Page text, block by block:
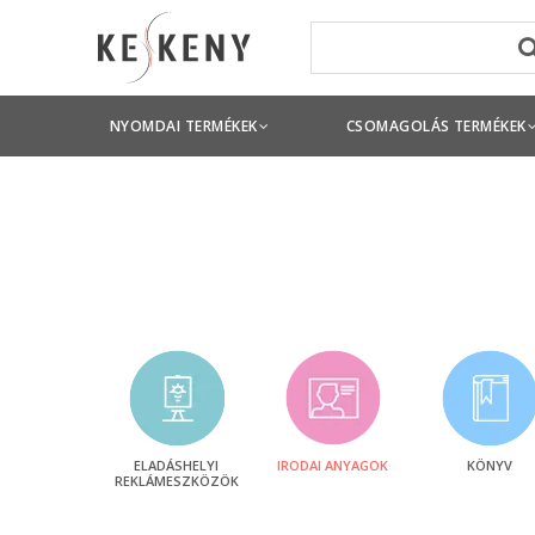
NYOMDAI TERMÉKEK CSOMAGOLÁS TERMÉKEK
ELADÁSHELYI
REKLÁMESZKÖZÖK
IRODAI ANYAGOK KÖNYV